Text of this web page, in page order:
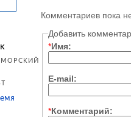
Комментариев пока
Добавить
*Имя:
E-mail:
*Комментарий: